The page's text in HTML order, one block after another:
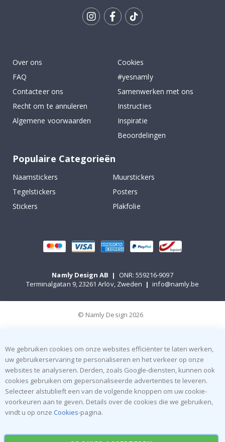
Over ons
FAQ
Contacteer ons
Recht om te annuleren
Algemene voorwaarden
Cookies
#yesnamly
Samenwerken met ons
Instructies
Inspiratie
Beoordelingen
Populaire Categorieën
Naamstickers
Muurstickers
Tegelstickers
Posters
Stickers
Plakfolie
Namly Design AB |
ONR: 559216-9097
Terminalgatan 9, 23261 Arlöv, Zweden | info@namly.be
© Namly Design 2026
We gebruiken cookies om onze websites efficiënter te laten werken,
uw gebruikerservaring te personaliseren en het verkeer op onze
websites te analyseren. Derden, zoals Google-diensten, kunnen ook
cookies gebruiken om gepersonaliseerde advertenties te leveren.
Selecteer alstublieft een van de volgende knoppen om uw cookie-
voorkeuren aan te geven. Details over de cookies die we gebruiken,
vindt u op onze Cookies-pagina.